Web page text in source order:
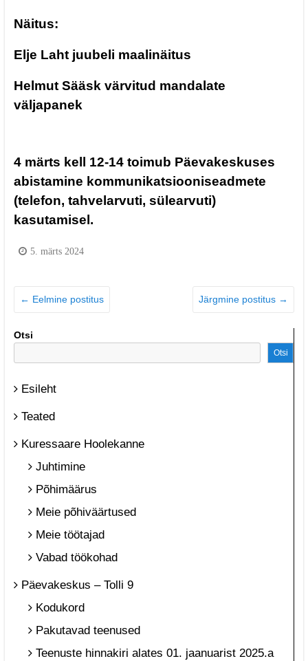
Näitus:
Elje Laht juubeli maalinäitus
Helmut Sääsk värvitud mandalate
väljapanek
4 märts kell 12-14 toimub Päevakeskuses
abistamine kommunikatsiooniseadmete
(telefon, tahvelarvuti, sülearvuti)
kasutamisel.
5. märts 2024
← Eelmine postitus Järgmine postitus →
Otsi
Otsi
Esileht
Teated
Kuressaare Hoolekanne
Juhtimine
Põhimäärus
Meie põhiväärtused
Meie töötajad
Vabad töökohad
Päevakeskus – Tolli 9
Kodukord
Pakutavad teenused
Teenuste hinnakiri alates 01. jaanuarist 2025.a